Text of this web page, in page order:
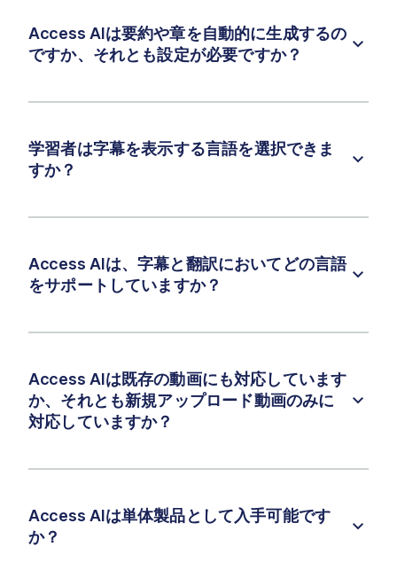
Access AIは要約や章を自動的に生成するの
ですか、それとも設定が必要ですか？
学習者は字幕を表示する言語を選択できま
すか？
Access AIは、字幕と翻訳においてどの言語
をサポートしていますか？
Access AIは既存の動画にも対応しています
か、それとも新規アップロード動画のみに
対応していますか？
Access AIは単体製品として入手可能です
か？